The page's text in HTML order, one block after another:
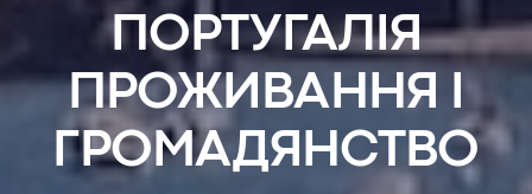
ПОРТУГАЛІЯ
ПРОЖИВАННЯ І
ГРОМАДЯНСТВО